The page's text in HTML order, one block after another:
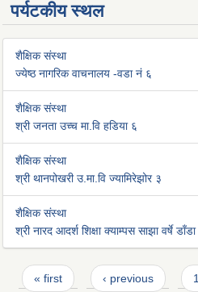
पर्यटकीय स्थल
शैक्षिक संस्था
ज्येष्ठ नागरिक वाचनालय -वडा नं ६
शैक्षिक संस्था
श्री जनता उच्च मा.वि हडिया ६
शैक्षिक संस्था
श्री थानपोखरी उ.मा.वि ज्यामिरेझोर ३
शैक्षिक संस्था
श्री नारद आदर्श शिक्षा क्याम्पस साझा वर्षे डाँडा
Pages
« first ‹ previous 1